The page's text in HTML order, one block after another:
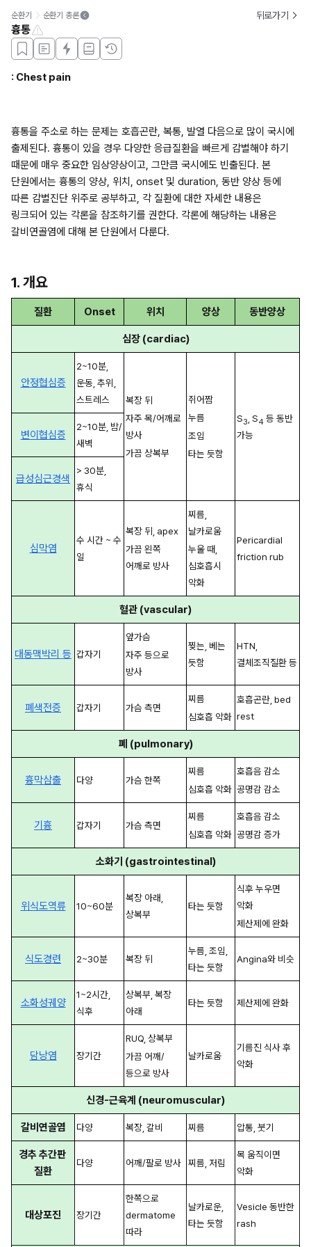
순환기 순환기 총론 뒤로가기
흉통
: Chest pain
흉통을 주소로 하는 문제는 호흡곤란, 복통, 발열 다음으로 많이 국시에
출제된다. 흉통이 있을 경우 다양한 응급질환을 빠르게 감별해야 하기
때문에 매우 중요한 임상양상이고, 그만큼 국시에도 빈출된다. 본
단원에서는 흉통의 양상, 위치, onset 및 duration, 동반 양상 등에
따른 감별진단 위주로 공부하고, 각 질환에 대한 자세한 내용은
링크되어 있는 각론을 참조하기를 권한다. 각론에 해당하는 내용은
갈비연골염에 대해 본 단원에서 다룬다.
1. 개요
질환 Onset 위치 양상 동반양상
심장 (cardiac)
안정협심증
2~10분,
운동, 추위,
스트레스
복장 뒤
자주 목/어깨로
방사
가끔 상복부
쥐어짬
누름
조임
타는 듯함
S3 , S4 등 동반
가능
변이협심증
2~10분, 밤/
새벽
급성심근경색
> 30분,
휴식
심막염
수 시간 ~ 수
일
복장 뒤, apex
가끔 왼쪽
어깨로 방사
찌름,
날카로움
누울 때,
심호흡시
악화
Pericardial
friction rub
혈관 (vascular)
대동맥박리 등 갑자기
앞가슴
자주 등으로
방사
찢는, 베는
듯함
HTN,
결체조직질환 등
폐색전증 갑자기 가슴 측면
찌름
심호흡 악화
호흡곤란, bed
rest
폐 (pulmonary)
흉막삼출 다양 가슴 한쪽
찌름
심호흡 악화
호흡음 감소
공명감 감소
기흉 갑자기 가슴 측면
찌름
심호흡 악화
호흡음 감소
공명감 증가
소화기 (gastrointestinal)
위식도역류 10~60분
복장 아래,
상복부
타는 듯함
식후 누우면
악화
제산제에 완화
식도경련 2~30분 복장 뒤
누름, 조임,
타는 듯함
Angina와 비슷
소화성궤양
1~2시간,
식후
상복부, 복장
아래
타는 듯함 제산제에 완화
담낭염 장기간
RUQ, 상복부
가끔 어깨/
등으로 방사
날카로움
기름진 식사 후
악화
신경-근육계 (neuromuscular)
갈비연골염 다양 복장, 갈비 찌름 압통, 붓기
경추 추간판
질환
다양 어깨/팔로 방사 찌름, 저림
목 움직이면
악화
대상포진 장기간
한쪽으로
dermatome
따라
날카로운,
타는 듯함
Vesicle 동반한
rash